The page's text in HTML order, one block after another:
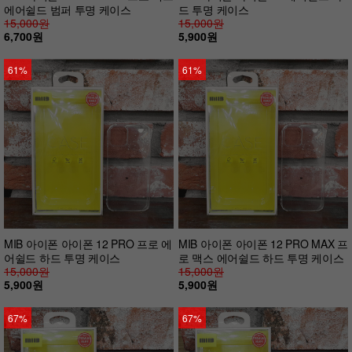
에어쉴드 범퍼 투명 케이스
15,000원
6,700원
드 투명 케이스
15,000원
5,900원
61%
MIB 아이폰 아이폰 12 PRO 프로 에
어쉴드 하드 투명 케이스
15,000원
5,900원
61%
MIB 아이폰 아이폰 12 PRO MAX 프
로 맥스 에어쉴드 하드 투명 케이스
15,000원
5,900원
67% 67%